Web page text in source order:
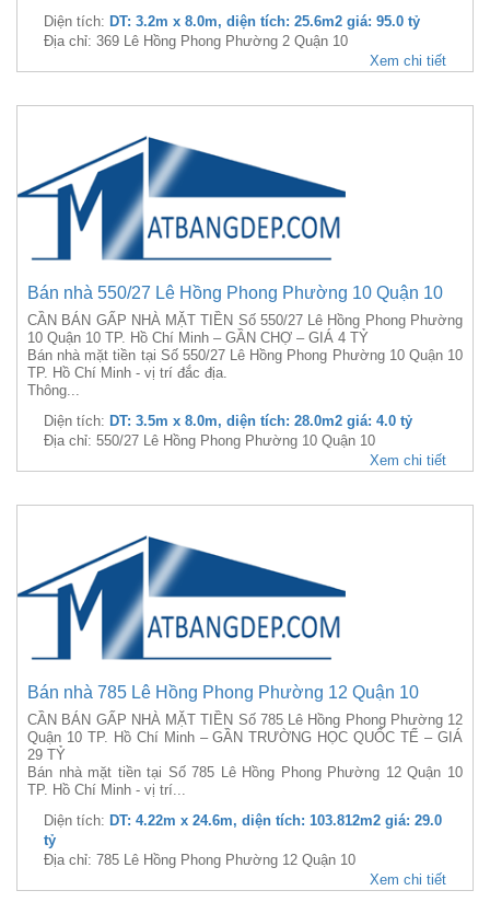
Diện tích: DT: 3.2m x 8.0m, diện tích: 25.6m2 giá: 95.0 tỷ
Địa chỉ: 369 Lê Hồng Phong Phường 2 Quận 10
Xem chi tiết
Bán nhà 550/27 Lê Hồng Phong Phường 10 Quận 10
CẦN BÁN GẤP NHÀ MẶT TIỀN Số 550/27 Lê Hồng Phong Phường
10 Quận 10 TP. Hồ Chí Minh – GẦN CHỢ – GIÁ 4 TỶ
Bán nhà mặt tiền tại Số 550/27 Lê Hồng Phong Phường 10 Quận 10
TP. Hồ Chí Minh - vị trí đắc địa.
Thông...
Diện tích: DT: 3.5m x 8.0m, diện tích: 28.0m2 giá: 4.0 tỷ
Địa chỉ: 550/27 Lê Hồng Phong Phường 10 Quận 10
Xem chi tiết
Bán nhà 785 Lê Hồng Phong Phường 12 Quận 10
CẦN BÁN GẤP NHÀ MẶT TIỀN Số 785 Lê Hồng Phong Phường 12
Quận 10 TP. Hồ Chí Minh – GẦN TRƯỜNG HỌC QUỐC TẾ – GIÁ
29 TỶ
Bán nhà mặt tiền tại Số 785 Lê Hồng Phong Phường 12 Quận 10
TP. Hồ Chí Minh - vị trí...
Diện tích: DT: 4.22m x 24.6m, diện tích: 103.812m2 giá: 29.0
tỷ
Địa chỉ: 785 Lê Hồng Phong Phường 12 Quận 10
Xem chi tiết